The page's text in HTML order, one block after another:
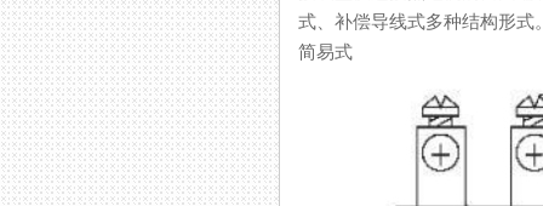
式、补偿导线式多种结构形式
简易式